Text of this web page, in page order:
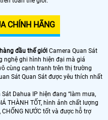
CHÍNH HÃNG
đầu thế giới Camera Quan Sát
nghệ ghi hình hiện đại mà giá
cùng cạnh tranh trên thị trường
Sát Quan Sát được yêu thích nhất
Dahua IP hiện đang “làm mưa,
THÀNH TỐT, hình ảnh chất lượng
NƯỚC tốt và được hỗ trợ